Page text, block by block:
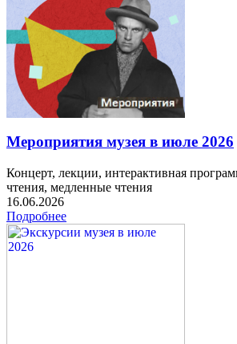
Мероприятия музея в июле 2026
Концерт, лекции, интерактивная
чтения, медленные чтения
16.06.2026
Подробнее